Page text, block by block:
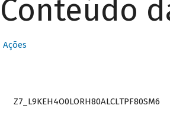
Conteúdo
Ações
Z7_L9KEH4O0LORH80ALCLTPF80SM6